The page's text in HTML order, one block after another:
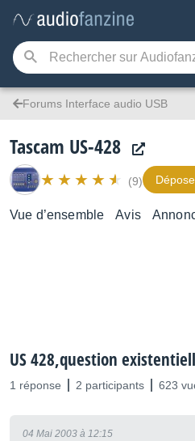
Forums Interface audio USB
Tascam US-428
(9)
Vue d’ensemble Avis
US 428,question
1 réponse 2 participants 623
04 Mai 2003 à 12:15